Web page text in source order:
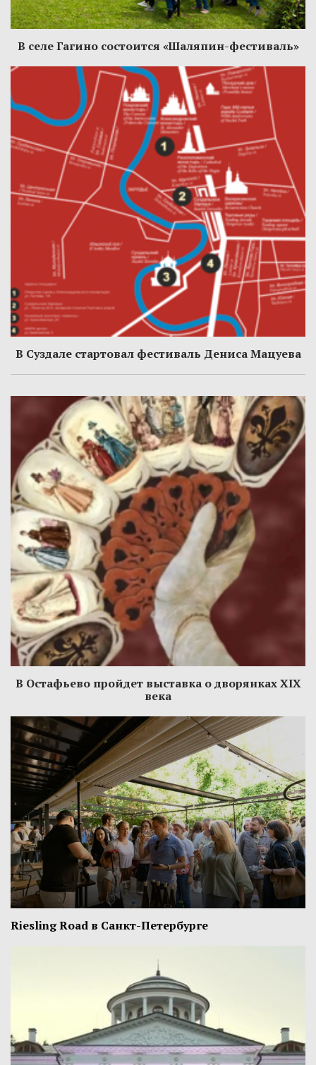
В селе Гагино состоится «Шаляпин-фестиваль»
В Суздале стартовал фестиваль Дениса Мацуева
В Остафьево пройдет выставка о дворянках XIX
века
Riesling Road в Санкт-Петербурге